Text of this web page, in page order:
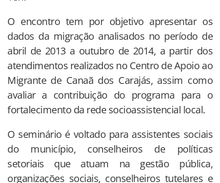
O encontro tem por objetivo apresentar os
dados da migração analisados no período de
abril de 2013 a outubro de 2014, a partir dos
atendimentos realizados no Centro de Apoio ao
Migrante de Canaã dos Carajás, assim como
avaliar a contribuição do programa para o
fortalecimento da rede socioassistencial local.
O seminário é voltado para assistentes sociais
do município, conselheiros de políticas
setoriais que atuam na gestão pública,
organizações sociais, conselheiros tutelares e